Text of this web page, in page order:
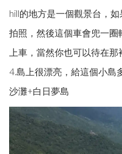
hill的地方是一個觀景台，
拍照，然後這個車會兜一
上車，當然你也可以待在
4.島上很漂亮，給這個小島
沙灘+白日夢島